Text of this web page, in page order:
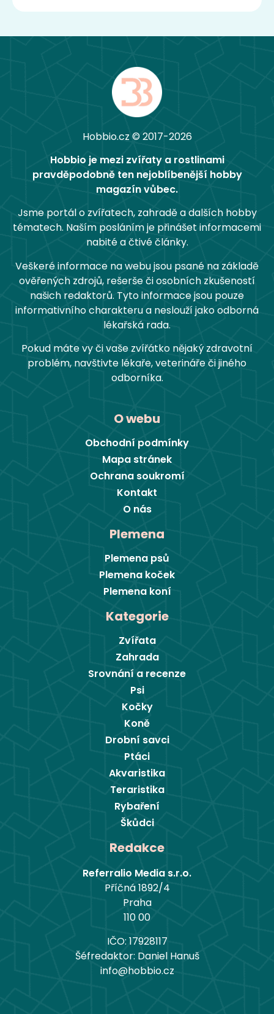
Hobbio.cz © 2017-2026
Hobbio je mezi zvířaty a rostlinami
pravděpodobně ten nejoblíbenější hobby
magazín vůbec.
Jsme portál o zvířatech, zahradě a dalších hobby
tématech. Naším posláním je přinášet informacemi
nabité a čtivé články.
Veškeré informace na webu jsou psané na základě
ověřených zdrojů, rešerše či osobních zkušeností
našich redaktorů. Tyto informace jsou pouze
informativního charakteru a neslouží jako odborná
lékařská rada.
Pokud máte vy či vaše zvířátko nějaký zdravotní
problém, navštivte lékaře, veterináře či jiného
odborníka.
O webu
Obchodní podmínky
Mapa stránek
Ochrana soukromí
Kontakt
O nás
Plemena
Plemena psů
Plemena koček
Plemena koní
Kategorie
Zvířata
Zahrada
Srovnání a recenze
Psi
Kočky
Koně
Drobní savci
Ptáci
Akvaristika
Teraristika
Rybaření
Škůdci
Redakce
Referralio Media s.r.o.
Příčná 1892/4
Praha
110 00
IČO: 17928117
Šéfredaktor: Daniel Hanuš
info@hobbio.cz